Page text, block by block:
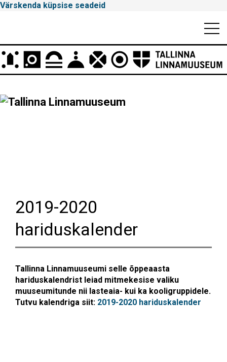
Värskenda küpsise seadeid
Peamenüü
2019-2020
hariduskalender
Tallinna Linnamuuseumi selle õppeaasta
hariduskalendrist leiad mitmekesise valiku
muuseumitunde nii lasteaia- kui ka kooligruppidele.
Tutvu kalendriga siit: 2019-2020 hariduskalender